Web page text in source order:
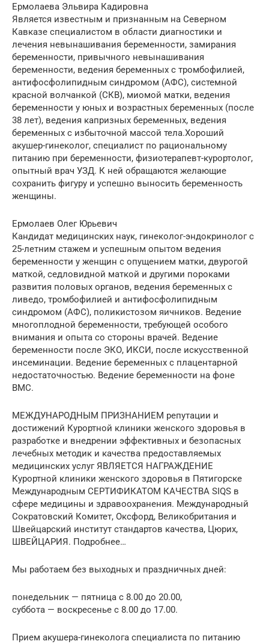
Ермолаева Эльвира Кадировна
Является известным и признанным на Северном
Кавказе специалистом в области диагностики и
лечения невынашивания беременности, замирания
беременности, привычного невынашивания
беременности, ведения беременных с тромбофилией,
антифосфолипидным синдромом (АФС), системной
красной волчанкой (СКВ), миомой матки, ведения
беременности у юных и возрастных беременных (после
38 лет), ведения капризных беременных, ведения
беременных с избыточной массой тела.Хороший
акушер-гинеколог, специалист по рациональному
питанию при беременности, физиотерапевт-курортолог,
опытный врач УЗД. К ней обращаются желающие
сохранить фигуру и успешно выносить беременность
женщины.
Ермолаев Олег Юрьевич
Кандидат медицинских наук, гинеколог-эндокринолог с
25-летним стажем и успешным опытом ведения
беременности у женщин с опущением матки, двурогой
маткой, седловидной маткой и другими пороками
развития половых органов, ведения беременных с
ливедо, тромбофилией и антифосфолипидным
синдромом (АФС), поликистозом яичников. Ведение
многоплодной беременности, требующей особого
внимания и опыта со стороны врачей. Ведение
беременности после ЭКО, ИКСИ, после искусственной
инсеминации. Ведение беременных с плацентарной
недостаточностью. Ведение беременности на фоне
ВМС.
МЕЖДУНАРОДНЫМ ПРИЗНАНИЕМ репутации и
достижений Курортной клиники женского здоровья в
разработке и внедрении эффективных и безопасных
лечебных методик и качества предоставляемых
медицинских услуг ЯВЛЯЕТСЯ НАГРАЖДЕНИЕ
Курортной клиники женского здоровья в Пятигорске
Международным СЕРТИФИКАТОМ КАЧЕСТВА SIQS в
сфере медицины и здравоохранения. Международный
Сократовский Комитет, Оксфорд, Великобритания и
Швейцарский институт стандартов качества, Цюрих,
ШВЕЙЦАРИЯ. Подробнее…
Мы работаем без выходных и праздничных дней:
понедельник — пятница с 8.00 до 20.00,
суббота — воскресенье с 8.00 до 17.00.
Прием акушера-гинеколога специалиста по питанию